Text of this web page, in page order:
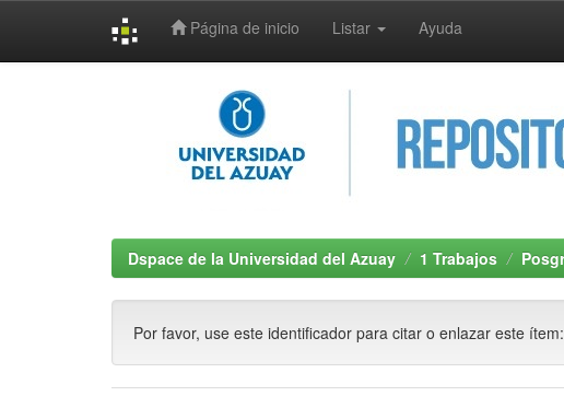
Página de inicio Listar Ayuda
Dspace de la Universidad del Azuay 1 Trabajos
Por favor, use este identificador para citar o enlazar este ítem: